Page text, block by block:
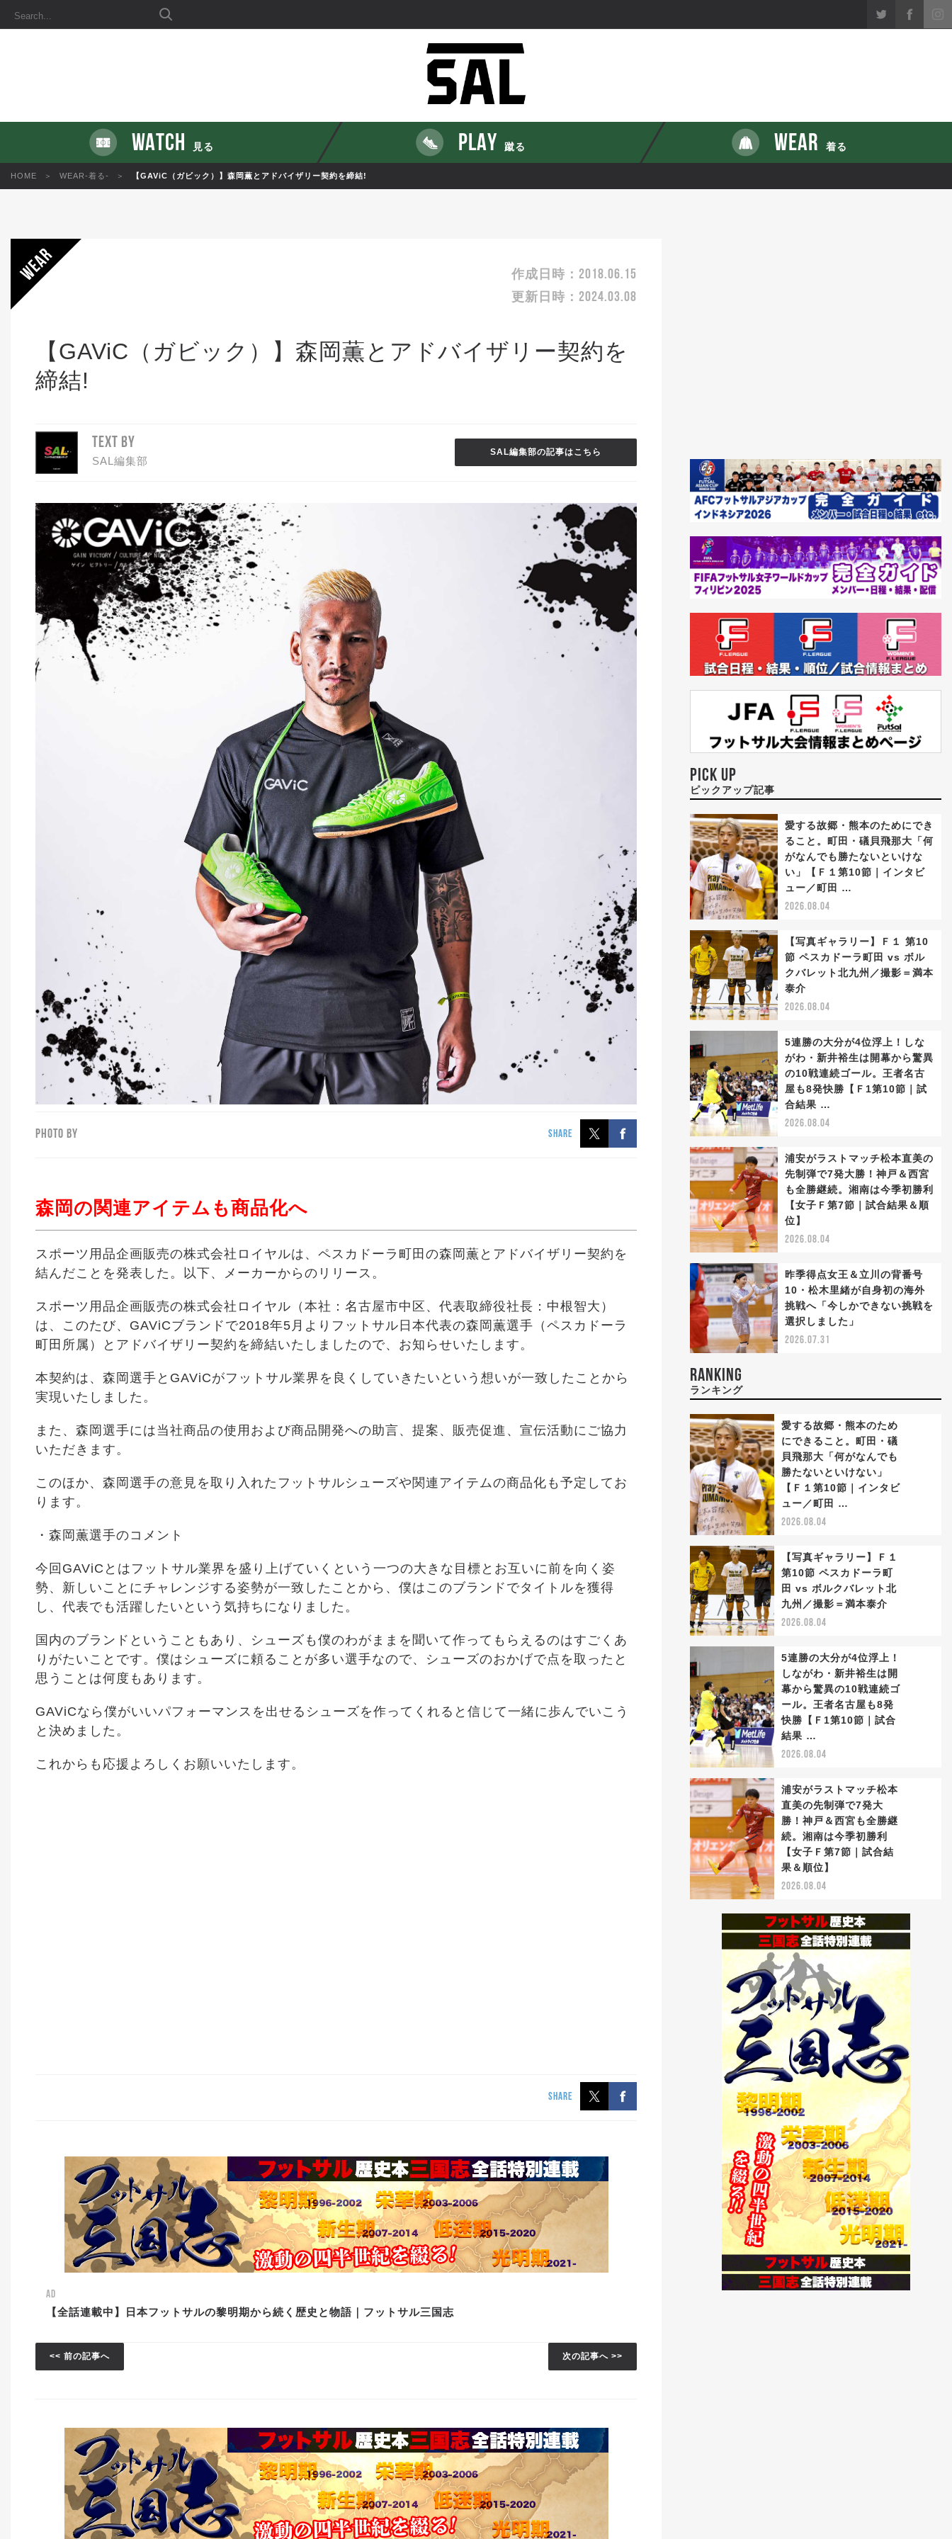
WATCH 見る PLAY 蹴る WEAR 着る
HOME WEAR-着る- 【GAViC（ガビック）】森岡薫とアドバイザリー契約を締結!
作成日時： 2018.06.15
更新日時： 2024.03.08
【GAViC（ガビック）】森岡薫とアドバイザリー契約を
締結!
TEXT BY
SAL編集部
SAL編集部の記事はこちら
PHOTO BY SHARE
森岡の関連アイテムも商品化へ
スポーツ用品企画販売の株式会社ロイヤルは、ペスカドーラ町田の森岡薫とアドバイザリー契約を
結んだことを発表した。以下、メーカーからのリリース。
スポーツ用品企画販売の株式会社ロイヤル（本社：名古屋市中区、代表取締役社長：中根智大）
は、このたび、GAViCブランドで2018年5月よりフットサル日本代表の森岡薫選手（ペスカドーラ
町田所属）とアドバイザリー契約を締結いたしましたので、お知らせいたします。
本契約は、森岡選手とGAViCがフットサル業界を良くしていきたいという想いが一致したことから
実現いたしました。
また、森岡選手には当社商品の使用および商品開発への助言、提案、販売促進、宣伝活動にご協力
いただきます。
このほか、森岡選手の意見を取り入れたフットサルシューズや関連アイテムの商品化も予定してお
ります。
・森岡薫選手のコメント
今回GAViCとはフットサル業界を盛り上げていくという一つの大きな目標とお互いに前を向く姿
勢、新しいことにチャレンジする姿勢が一致したことから、僕はこのブランドでタイトルを獲得
し、代表でも活躍したいという気持ちになりました。
国内のブランドということもあり、シューズも僕のわがままを聞いて作ってもらえるのはすごくあ
りがたいことです。僕はシューズに頼ることが多い選手なので、シューズのおかげで点を取ったと
思うことは何度もあります。
GAViCなら僕がいいパフォーマンスを出せるシューズを作ってくれると信じて一緒に歩んでいこう
と決めました。
これからも応援よろしくお願いいたします。
SHARE
AD
【全話連載中】日本フットサルの黎明期から続く歴史と物語｜フットサル三国志
<< 前の記事へ 次の記事へ >>
PICK UP
ピックアップ記事
愛する故郷・熊本のためにでき
ること。町田・礒貝飛那大「何
がなんでも勝たないといけな
い」【Ｆ１第10節｜インタビ
ュー／町田 …
2026.08.04
【写真ギャラリー】Ｆ１ 第10
節 ペスカドーラ町田 vs ボル
クバレット北九州／撮影＝満本
泰介
2026.08.04
5連勝の大分が4位浮上！しな
がわ・新井裕生は開幕から驚異
の10戦連続ゴール。王者名古
屋も8発快勝【Ｆ1第10節｜試
合結果 …
2026.08.04
浦安がラストマッチ松本直美の
先制弾で7発大勝！神戸＆西宮
も全勝継続。湘南は今季初勝利
【女子Ｆ第7節｜試合結果＆順
位】
2026.08.04
昨季得点女王＆立川の背番号
10・松木里緒が自身初の海外
挑戦へ「今しかできない挑戦を
選択しました」
2026.07.31
RANKING
ランキング
愛する故郷・熊本のため
にできること。町田・礒
貝飛那大「何がなんでも
勝たないといけない」
【Ｆ１第10節｜インタビ
ュー／町田 …
2026.08.04
【写真ギャラリー】Ｆ１
第10節 ペスカドーラ町
田 vs ボルクバレット北
九州／撮影＝満本泰介
2026.08.04
5連勝の大分が4位浮上！
しながわ・新井裕生は開
幕から驚異の10戦連続ゴ
ール。王者名古屋も8発
快勝【Ｆ1第10節｜試合
結果 …
2026.08.04
浦安がラストマッチ松本
直美の先制弾で7発大
勝！神戸＆西宮も全勝継
続。湘南は今季初勝利
【女子Ｆ第7節｜試合結
果＆順位】
2026.08.04